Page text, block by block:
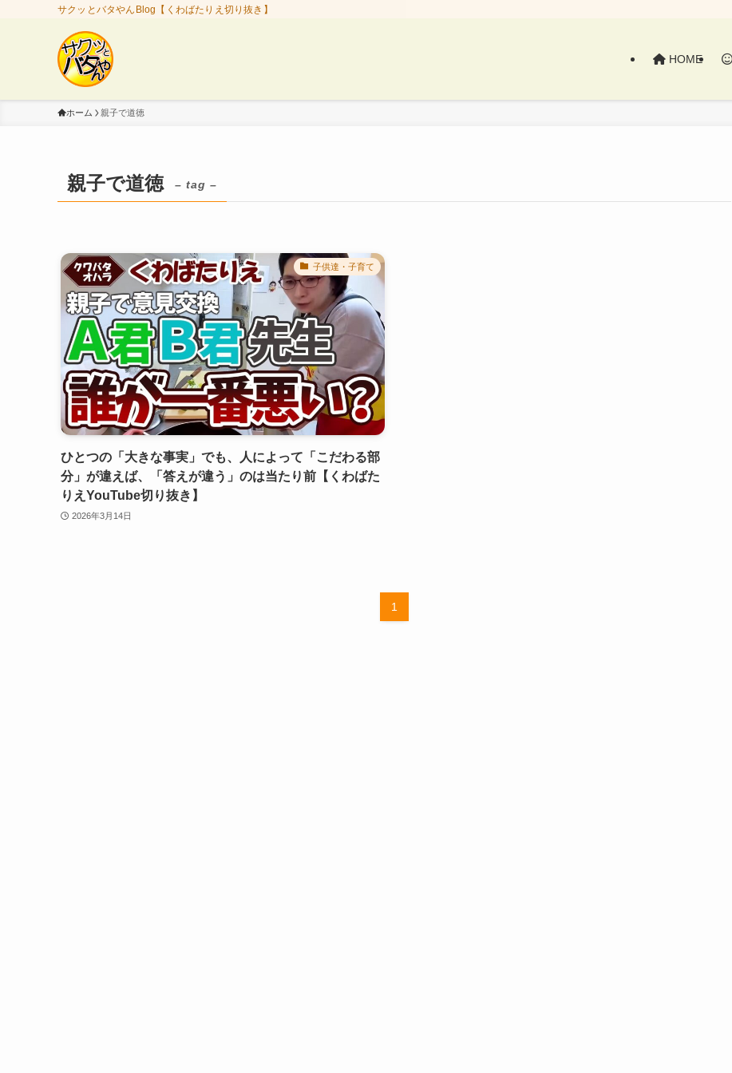
サクッとバタやんBlog【くわばたりえ切り抜き】
HOME
ホーム 親子で道徳
親子で道徳 – tag –
子供達・子育て
ひとつの「大きな事実」でも、人によって「こだわる部
分」が違えば、「答えが違う」のは当たり前【くわばた
りえYouTube切り抜き】
2026年3月14日
1